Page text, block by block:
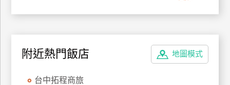
地圖模式
附近熱門飯店
台中拓程商旅